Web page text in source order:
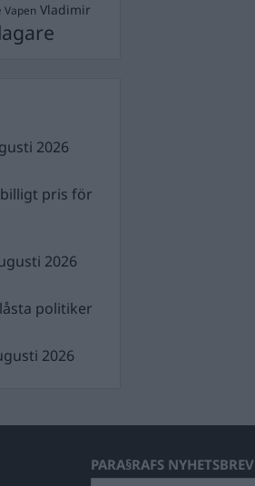
Vapen Vladimir
2026
pris för
2026
politiker
2026
PARA§RAFS NYHETSBREV